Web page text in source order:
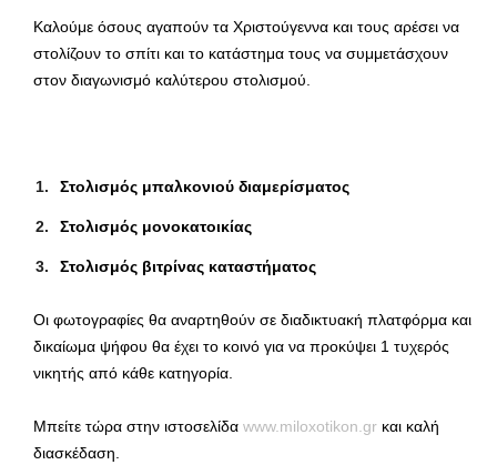
Καλούμε όσους αγαπούν τα Χριστούγεννα και τους αρέσει να
στολίζουν το σπίτι και το κατάστημα τους να συμμετάσχουν
στον διαγωνισμό καλύτερου στολισμού.
Στολισμός μπαλκονιού διαμερίσματος
Στολισμός μονοκατοικίας
Στολισμός βιτρίνας καταστήματος
Οι φωτογραφίες θα αναρτηθούν σε διαδικτυακή πλατφόρμα και
δικαίωμα ψήφου θα έχει το κοινό για να προκύψει 1 τυχερός
νικητής από κάθε κατηγορία.
Μπείτε τώρα στην ιστοσελίδα www.miloxotikon.gr και καλή
διασκέδαση.